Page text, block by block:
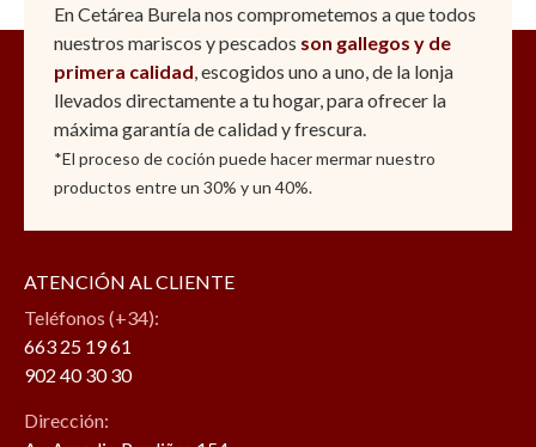
En Cetárea Burela nos comprometemos a que todos
nuestros mariscos y pescados son gallegos y de
primera calidad, escogidos uno a uno, de la lonja
llevados directamente a tu hogar, para ofrecer la
máxima garantía de calidad y frescura.
*El proceso de coción puede hacer mermar nuestro
productos entre un 30% y un 40%.
ATENCIÓN AL CLIENTE
Teléfonos (+34):
663 25 19 61
902 40 30 30
Dirección: